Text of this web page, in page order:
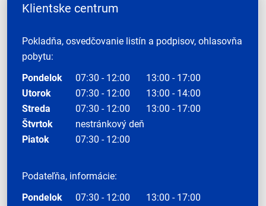
Klientske centrum
Pokladňa, osvedčovanie listín a podpisov, ohlasovňa
pobytu:
Pondelok
07:30 - 12:00
13:00 - 17:00
Utorok
07:30 - 12:00
13:00 - 14:00
Streda
07:30 - 12:00
13:00 - 17:00
Štvrtok
nestránkový deň
Piatok
07:30 - 12:00
Podateľňa, informácie:
Pondelok
07:30 - 12:00
13:00 - 17:00